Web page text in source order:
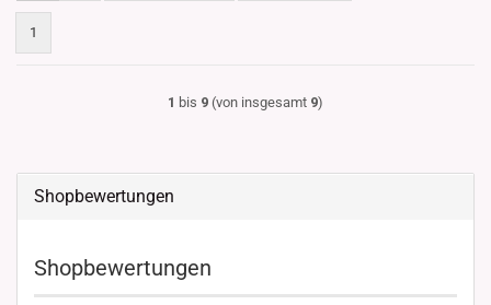
1
1 bis 9 (von insgesamt 9)
Shopbewertungen
Shopbewertungen